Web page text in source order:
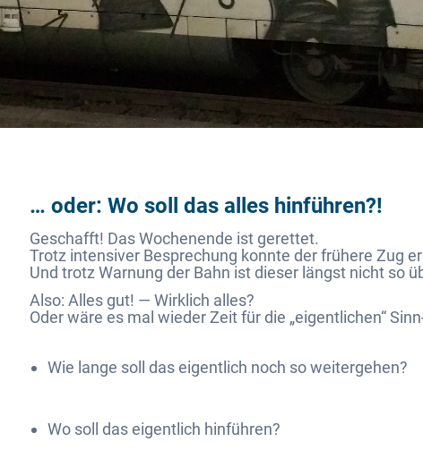
… oder: Wo soll das alles hinführen?!
Geschafft! Das Wochenende ist gerettet.
Trotz intensiver Besprechung konnte der frühere Zug
Und trotz Warnung der Bahn ist dieser längst nicht so
Also: Alles gut! — Wirklich alles?
Oder wäre es mal wieder Zeit für die „eigentlichen“
Wie lange soll das eigentlich noch so weitergehen?
Wo soll das eigentlich hinführen?